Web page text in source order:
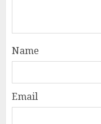
Name
Email